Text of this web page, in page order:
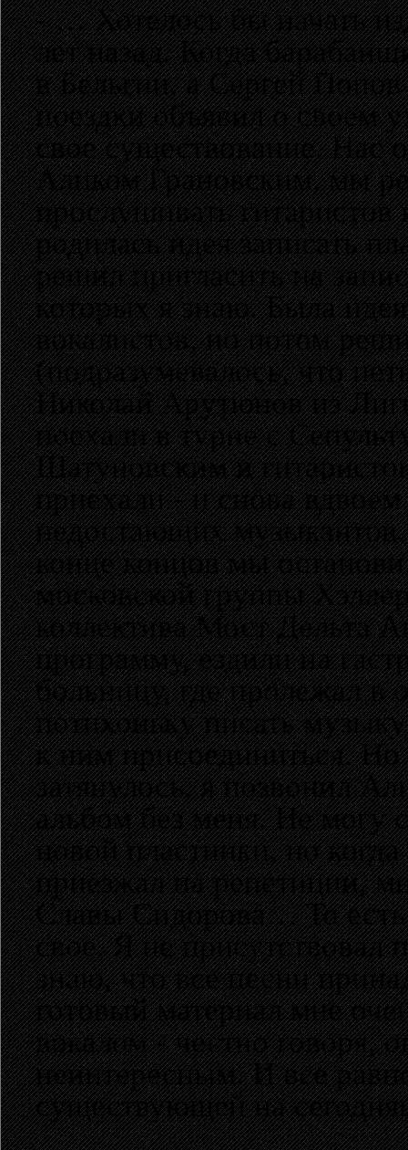
- … Хотелось бы начать
лет назад. Когда
в Бельгии, а Сергей
поездки объявил о своем
свое существование. Нас
Аликом Грановским, мы
прослушивать
родилась идея записать
решил пригласить на
которых я знаю. Была
вокалистов, но потом
(подразумевалось, что
Николай Арутюнов из
поехали в турне с
Шатуновским и
приехали - и снова
недостающих
конце концов мы
московской группы
коллектива Мост Дельта
программу, ездили на
больницу, где пролежал в
потихоньку писать
к ним присоединиться.
затянулось, я позвонил
альбом без меня. Не могу
новой пластинки, но
приезжал на репетиции,
Славы Сидорова… То
свое. Я не присутствовал
знаю, что все песни
готовый материал мне
вокалом - честно говоря,
неинтересным. И все
существующей на